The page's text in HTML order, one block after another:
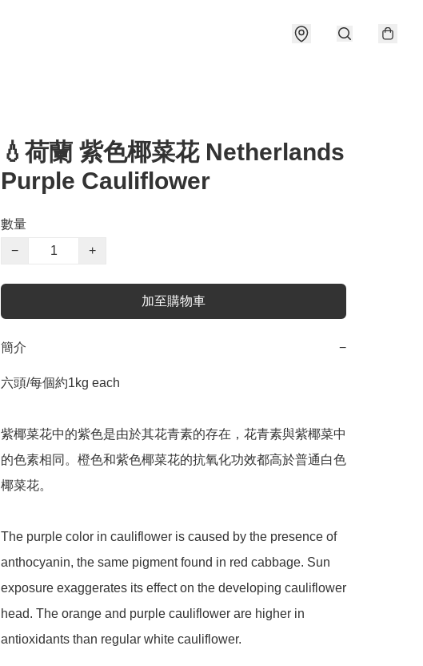
💧荷蘭 紫色椰菜花 Netherlands
Purple Cauliflower
數量
−
+
加至購物車
簡介 −
六頭/每個約1kg each
紫椰菜花中的紫色是由於其花青素的存在，花青素與紫椰菜中
的色素相同。橙色和紫色椰菜花的抗氧化功效都高於普通白色
椰菜花。
The purple color in cauliflower is caused by the presence of
anthocyanin, the same pigment found in red cabbage. Sun
exposure exaggerates its effect on the developing cauliflower
head. The orange and purple cauliflower are higher in
antioxidants than regular white cauliflower.